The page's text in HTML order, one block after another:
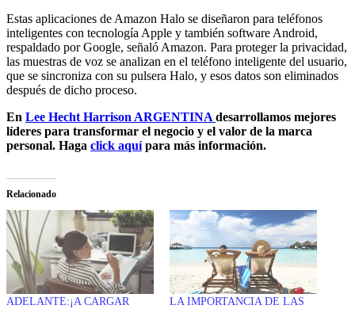
Estas aplicaciones de Amazon Halo se diseñaron para teléfonos
inteligentes con tecnología Apple y también software Android,
respaldado por Google, señaló Amazon. Para proteger la privacidad,
las muestras de voz se analizan en el teléfono inteligente del usuario,
que se sincroniza con su pulsera Halo, y esos datos son eliminados
después de dicho proceso.
En Lee Hecht Harrison ARGENTINA desarrollamos mejores
líderes para transformar el negocio y el valor de la marca
personal. Haga click aquípara más información.
Relacionado
ADELANTE:¡A CARGAR
LA IMPORTANCIA DE LAS